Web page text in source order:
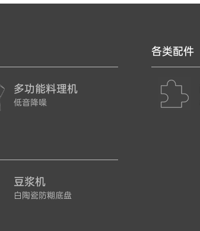
多功能料理机
低音降噪
豆浆机
白陶瓷防糊底盘
各类配件